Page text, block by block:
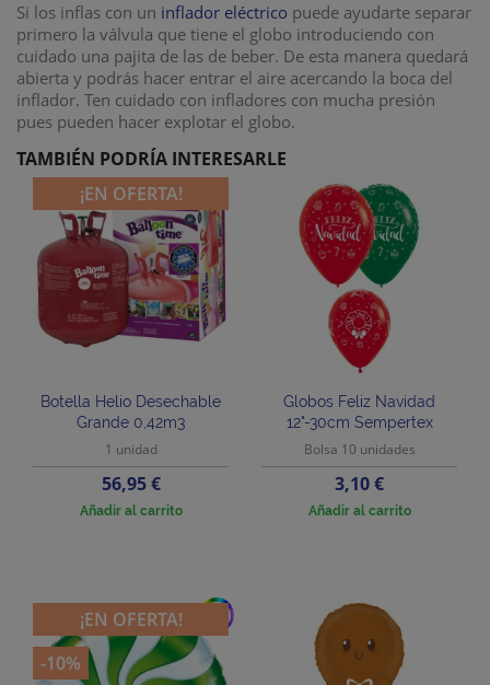
Si los inflas con un inflador eléctrico puede ayudarte separar
primero la válvula que tiene el globo introduciendo con
cuidado una pajita de las de beber. De esta manera quedará
abierta y podrás hacer entrar el aire acercando la boca del
inflador. Ten cuidado con infladores con mucha presión
pues pueden hacer explotar el globo.
TAMBIÉN PODRÍA INTERESARLE
Botella Helio Desechable
Grande 0,42m3
1 unidad
Precio
56,95 €
Añadir al carrito
¡EN OFERTA!
Globos Feliz Navidad
12"-30cm Sempertex
Bolsa 10 unidades
Precio
3,10 €
Añadir al carrito
add
¡EN OFERTA!
-10%